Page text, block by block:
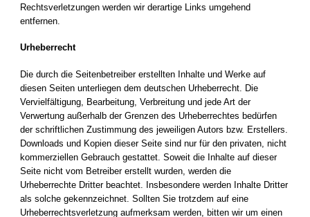
Rechtsverletzungen werden wir derartige Links umgehend
entfernen.
Urheberrecht
Die durch die Seitenbetreiber erstellten Inhalte und Werke auf
diesen Seiten unterliegen dem deutschen Urheberrecht. Die
Vervielfältigung, Bearbeitung, Verbreitung und jede Art der
Verwertung außerhalb der Grenzen des Urheberrechtes bedürfen
der schriftlichen Zustimmung des jeweiligen Autors bzw. Erstellers.
Downloads und Kopien dieser Seite sind nur für den privaten, nicht
kommerziellen Gebrauch gestattet. Soweit die Inhalte auf dieser
Seite nicht vom Betreiber erstellt wurden, werden die
Urheberrechte Dritter beachtet. Insbesondere werden Inhalte Dritter
als solche gekennzeichnet. Sollten Sie trotzdem auf eine
Urheberrechtsverletzung aufmerksam werden, bitten wir um einen